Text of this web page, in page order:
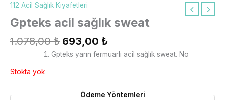
112 Acil Sağlık Kıyafetleri
Gpteks acil sağlık sweat
1.078,00₺ 693,00 ₺
Gpteks yarın fermuarlı acil sağlık sweat. No
Stokta yok
Ödeme Yöntemleri